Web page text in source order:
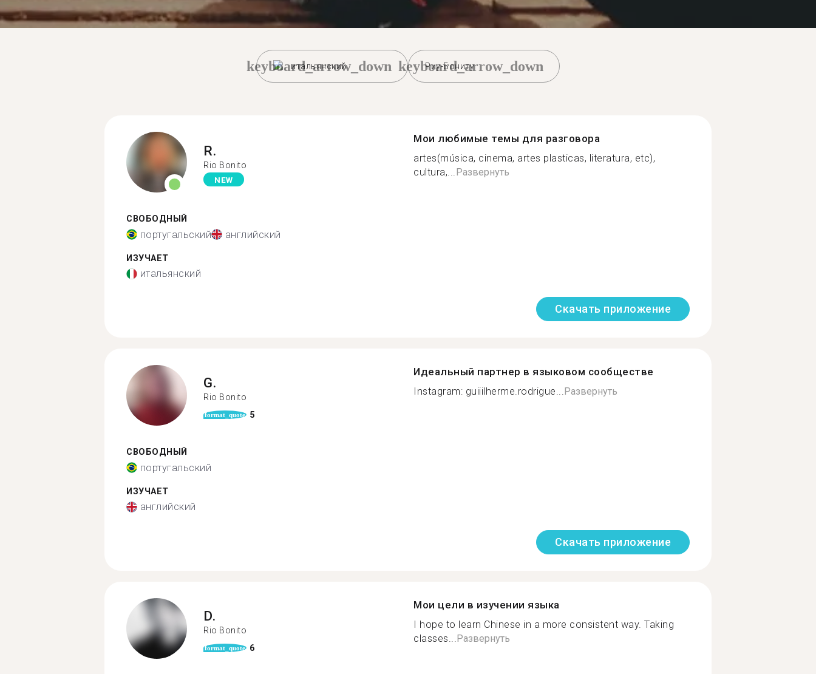
итальянский
keyboard_arrow_down Риу-Бониту
keyboard_arrow_down
R.
Rio Bonito
NEW
СВОБОДНЫЙ
португальский английский
ИЗУЧАЕТ
итальянский
Мои любимые темы для разговора
artes(música, cinema, artes plasticas, literatura, etc),
cultura,...Развернуть
Скачать приложение
G.
Rio Bonito
format_quote 5
СВОБОДНЫЙ
португальский
ИЗУЧАЕТ
английский
Идеальный партнер в языковом сообществе
Instagram: guiiilherme.rodrigue...Развернуть
Скачать приложение
D.
Rio Bonito
format_quote 6
Мои цели в изучении языка
I hope to learn Chinese in a more consistent way. Taking
classes...Развернуть